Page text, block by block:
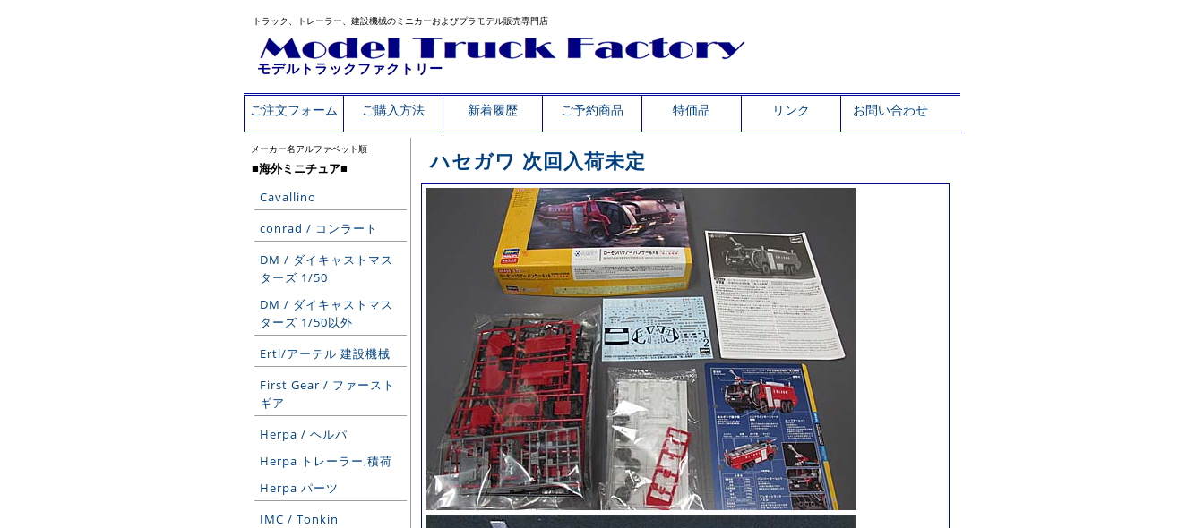
トラック、トレーラー、建設機械のミニカーおよびプラモデル販売専門店
モデルトラックファクトリー
ご注文フォーム ご購入方法 新着履歴 ご予約商品 特価品 リンク お問い合わせ
メーカー名アルファベット順
■海外ミニチュア■
Cavallino
conrad / コンラート
DM / ダイキャストマス
ターズ 1/50
DM / ダイキャストマス
ターズ 1/50以外
Ertl/アーテル 建設機械
First Gear / ファースト
ギア
Herpa / ヘルパ
Herpa トレーラー,積荷
Herpa パーツ
IMC / Tonkin
ハセガワ 次回入荷未定